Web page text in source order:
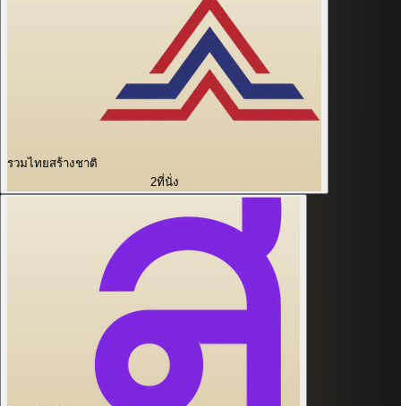
รวมไทยสร้างชาติ
2ที่นั่ง